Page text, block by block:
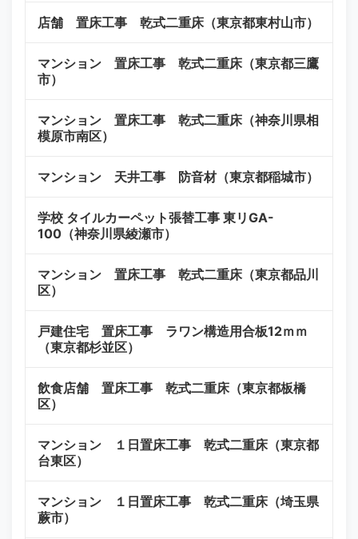
店舗 置床工事 乾式二重床（東京都東村山市）
マンション 置床工事 乾式二重床（東京都三鷹
市）
マンション 置床工事 乾式二重床（神奈川県相
模原市南区）
マンション 天井工事 防音材（東京都稲城市）
学校 タイルカーペット張替工事 東リGA-
100（神奈川県綾瀬市）
マンション 置床工事 乾式二重床（東京都品川
区）
戸建住宅 置床工事 ラワン構造用合板12ｍｍ
（東京都杉並区）
飲食店舗 置床工事 乾式二重床（東京都板橋
区）
マンション １日置床工事 乾式二重床（東京都
台東区）
マンション １日置床工事 乾式二重床（埼玉県
蕨市）